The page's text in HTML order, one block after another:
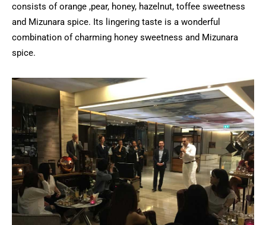
consists of orange ,pear, honey, hazelnut, toffee sweetness
and Mizunara spice. Its lingering taste is a wonderful
combination of charming honey sweetness and Mizunara
spice.